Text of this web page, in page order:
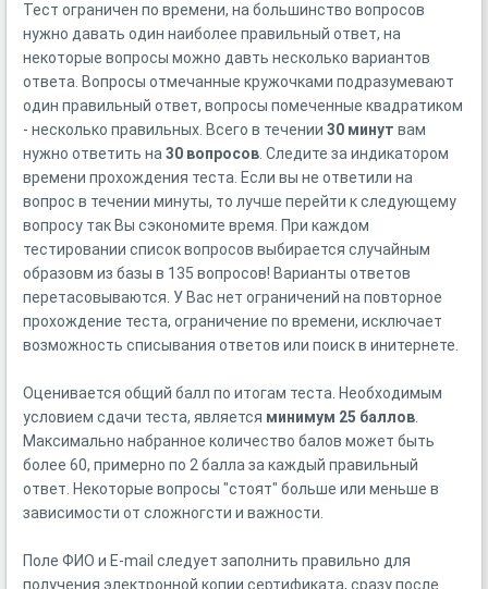
Тест ограничен по времени, на большинство вопросов
нужно давать один наиболее правильный ответ, на
некоторые вопросы можно давть несколько вариантов
ответа. Вопросы отмечанные кружочками подразумевают
один правильный ответ, вопросы помеченные квадратиком
- несколько правильных. Всего в течении 30 минут вам
нужно ответить на 30 вопросов . Следите за индикатором
времени прохождения теста. Если вы не ответили на
вопрос в течении минуты, то лучше перейти к следующему
вопросу так Вы сэкономите время. При каждом
тестировании список вопросов выбирается случайным
образовм из базы в 135 вопросов! Варианты ответов
перетасовываются. У Вас нет ограничений на повторное
прохождение теста, ограничение по времени, исключает
возможность списывания ответов или поиск в инитернете.
Оценивается общий балл по итогам теста. Необходимым
условием сдачи теста, является минимум 25 баллов
Максимально набранное количество балов может быть
более 60, примерно по 2 балла за каждый правильный
ответ. Некоторые вопросы "стоят" больше или меньше в
зависимости от сложногсти и важности.
Поле ФИО и E-mail следует заполнить правильно для
получения электронной копии сертификата, сразу после